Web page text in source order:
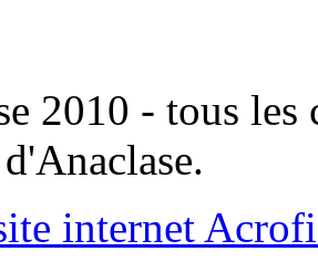
2010 - tous les
internet